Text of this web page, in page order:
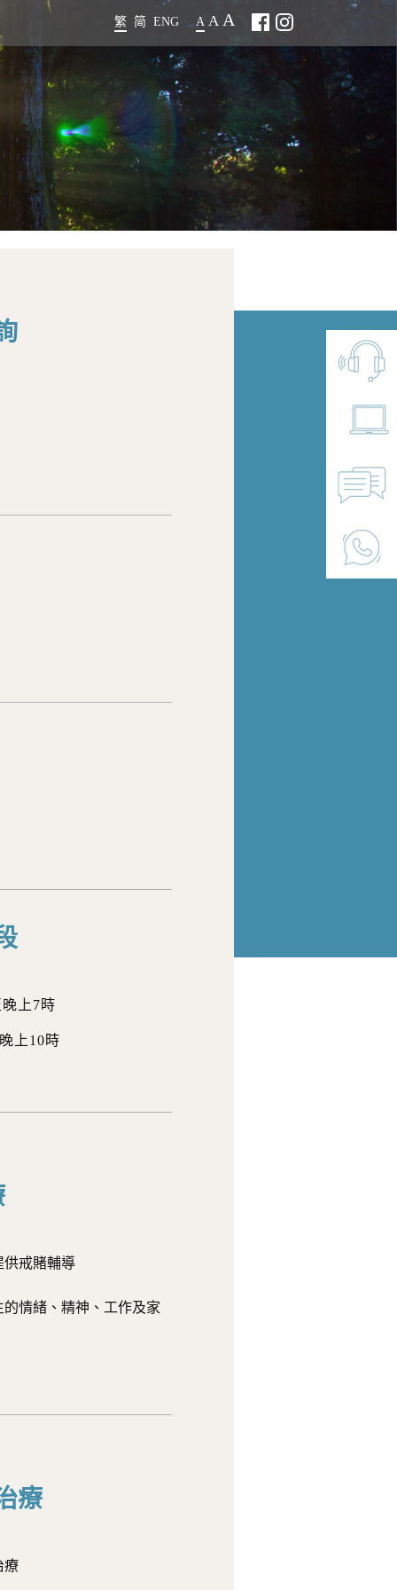
繁 简 ENG A A A
上7時
上10時
供戒賭輔導
情緒、精神、工作及家
療
療